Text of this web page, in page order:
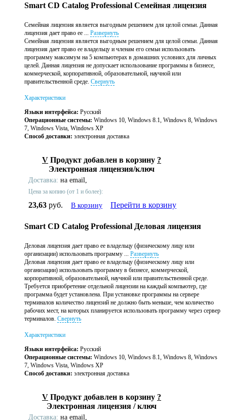
Smart CD Catalog Professional Семейная лицензия
Семейная лицензия является выгодным решением для целой семьи. Данная
лицензия дает право ее ... Развернуть
Семейная лицензия является выгодным решением для целой семьи. Данная
лицензия дает право ее владельцу и членам его семьи использовать
программу максимум на 5 компьютерах в домашних условиях для личных
целей. Данная лицензия не допускает использование программы в бизнесе,
коммерческой, корпоративной, образовательной, научной или
правительственной среде. Свернуть
Характеристики
Языки интерфейса: Русский
Операционные системы: Windows 10, Windows 8.1, Windows 8, Windows
7, Windows Vista, Windows XP
Способ доставки: электронная доставка
V Продукт добавлен в корзину ?
Электронная лицензия/ключ
Доставка: на email,
Цена за копию (от 1 и более):
23,63 руб. В корзину Перейти в корзину
Smart CD Catalog Professional Деловая лицензия
Деловая лицензия дает право ее владельцу (физическому лицу или
организации) использовать программу ... Развернуть
Деловая лицензия дает право ее владельцу (физическому лицу или
организации) использовать программу в бизнесе, коммерческой,
корпоративной, образовательной, научной или правительственной среде.
Требуется приобретение отдельной лицензии на каждый компьютер, где
программа будет установлена. При установке программы на сервере
терминалов количество лицензий не должно быть меньше, чем количество
рабочих мест, на которых планируется использовать программу через сервер
терминалов. Свернуть
Характеристики
Языки интерфейса: Русский
Операционные системы: Windows 10, Windows 8.1, Windows 8, Windows
7, Windows Vista, Windows XP
Способ доставки: электронная доставка
V Продукт добавлен в корзину ?
Электронная лицензия / ключ
Доставка: на email,